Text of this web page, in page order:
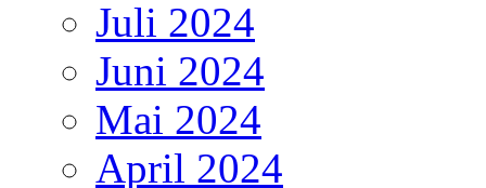
Juli 2024
Juni 2024
Mai 2024
April 2024